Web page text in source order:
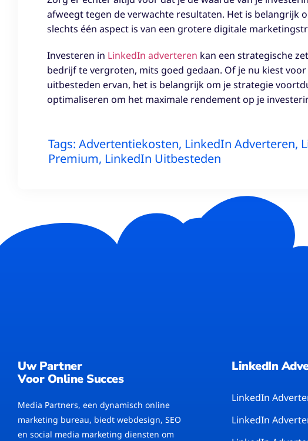
afweegt tegen de verwachte resultaten. Het is belangrijk
slechts één aspect is van een grotere digitale
Investeren in LinkedIn adverteren kan een strategische
bedrijf te vergroten, mits goed gedaan. Of je nu kiest
uitbesteden ervan, het is belangrijk om je strategie
optimaliseren om het maximale rendement op je
Tags: Advertentiekosten, LinkedIn Adverteren,
Premium, LinkedIn Uitbesteden
Uw Partner
Voor Online Succes
Media Partners, een dynamisch online
marketing bureau, biedt webdesign, SEO
en social media marketing diensten om
LinkedIn
LinkedIn
LinkedIn